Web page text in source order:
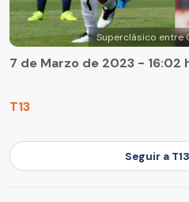
Superclásico entre
T13
7 de Marzo de 2023 - 16:02
Seguir a